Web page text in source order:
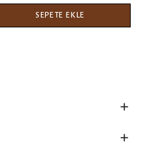
SEPETE EKLE